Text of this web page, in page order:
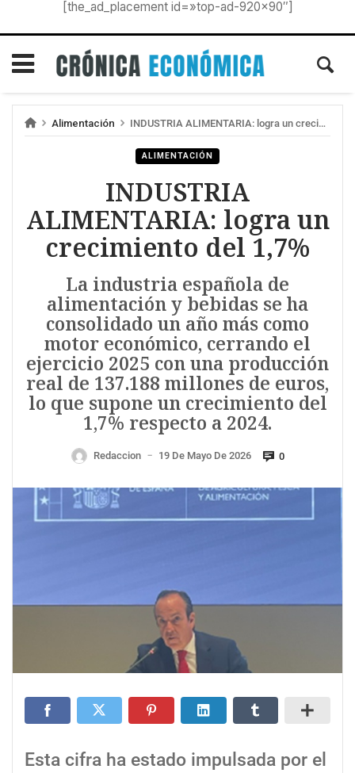
[the_ad_placement id=»top-ad-920×90″]
Alimentación INDUSTRIA ALIMENTARIA: logra un crecimiento del 1,7%
ALIMENTACIÓN
INDUSTRIA
ALIMENTARIA: logra un
crecimiento del 1,7%
La industria española de
alimentación y bebidas se ha
consolidado un año más como
motor económico, cerrando el
ejercicio 2025 con una producción
real de 137.188 millones de euros,
lo que supone un crecimiento del
1,7% respecto a 2024.
Redaccion — 19 De Mayo De 2026 0
Esta cifra ha estado impulsada por el